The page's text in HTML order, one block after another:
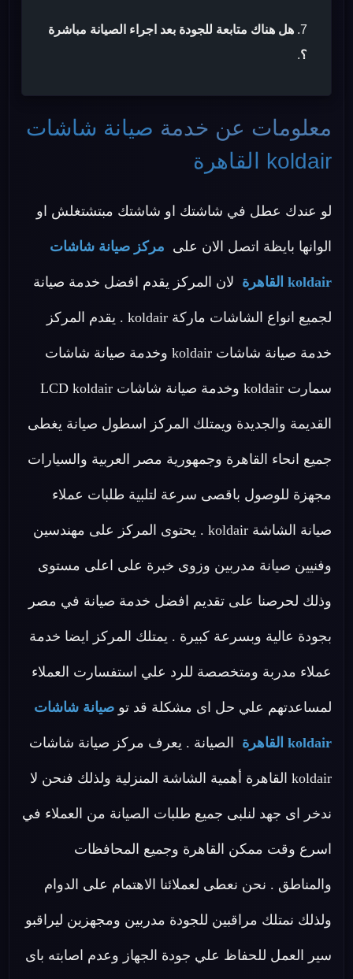
هل هناك متابعة للجودة بعد اجراء الصيانة مباشرة
؟.
معلومات عن خدمة صيانة شاشات
koldair القاهرة
لو عندك عطل في شاشتك او شاشتك مبتشتغلش او
الوانها بايظة اتصل الان على مركز صيانة شاشات
koldair القاهرة لان المركز يقدم افضل خدمة صيانة
لجميع انواع الشاشات ماركة koldair . يقدم المركز
خدمة صيانة شاشات koldair وخدمة صيانة شاشات
سمارت koldair وخدمة صيانة شاشات LCD koldair
القديمة والجديدة ويمتلك المركز اسطول صيانة يغطى
جميع انحاء القاهرة وجمهورية مصر العربية والسيارات
مجهزة للوصول باقصى سرعة لتلبية طلبات عملاء
صيانة الشاشة koldair . يحتوى المركز على مهندسين
وفنيين صيانة مدربين وزوى خبرة على اعلى مستوى
وذلك لحرصنا على تقديم افضل خدمة صيانة في مصر
بجودة عالية وبسرعة كبيرة . يمتلك المركز ايضا خدمة
عملاء مدربة ومتخصصة للرد علي استفسارت العملاء
لمساعدتهم علي حل اى مشكلة قد تو صيانة شاشات
koldair القاهرة الصيانة . يعرف مركز صيانة شاشات
koldair القاهرة أهمية الشاشة المنزلية ولذلك فنحن لا
ندخر اى جهد لنلبى جميع طلبات الصيانة من العملاء في
اسرع وقت ممكن القاهرة وجميع المحافظات
والمناطق . نحن نعطى لعملائنا الاهتمام على الدوام
ولذلك نمتلك مراقبين للجودة مدربين ومجهزين ليراقبو
سير العمل للحفاظ علي جودة الجهاز وعدم اصابته باى